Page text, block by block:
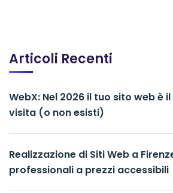
Articoli Recenti
WebX: Nel 2026 il tuo sito web è
visita (o non esisti)
Realizzazione di Siti Web a
professionali a prezzi accessibili